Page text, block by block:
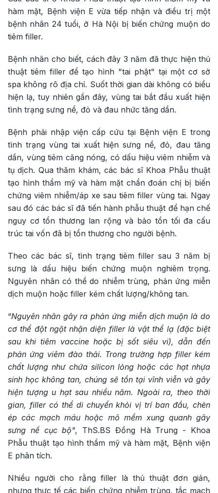
hàm mặt, Bệnh viện E vừa tiếp nhận và điều trị một
bệnh nhân 24 tuổi, ở Hà Nội bị biến chứng muộn do
tiêm filler.
Bệnh nhân cho biết, cách đây 3 năm đã thực hiện thủ
thuật tiêm filler để tạo hình "tai phật" tại một cơ sở
spa không rõ địa chỉ. Suốt thời gian dài không có biểu
hiện lạ, tuy nhiên gần đây, vùng tai bắt đầu xuất hiện
tình trạng sưng nề, đỏ và đau nhức tăng dần.
Bệnh phải nhập viện cấp cứu tại Bệnh viện E trong
tình trạng vùng tai xuất hiện sưng nề, đỏ, đau tăng
dần, vùng tiêm căng nóng, có dấu hiệu viêm nhiễm và
tụ dịch. Qua thăm khám, các bác sĩ Khoa Phẫu thuật
tạo hình thẩm mỹ và hàm mặt chẩn đoán chị bị biến
chứng viêm nhiễm/áp xe sau tiêm filler vùng tai. Ngay
sau đó các bác sĩ đã tiến hành phẫu thuật để hạn chế
nguy cơ tổn thương lan rộng và bảo tồn tối đa cấu
trúc tai vốn đã bị tổn thương cho người bệnh.
Theo các bác sĩ, tình trạng tiêm filler sau 3 năm bị
sưng là dấu hiệu biến chứng muộn nghiêm trọng.
Nguyên nhân có thể do nhiễm trùng, phản ứng miễn
dịch muộn hoặc filler kém chất lượng/không tan.
“Nguyên nhân gây ra phản ứng miễn dịch muộn là do
cơ thể đột ngột nhận diện filler là vật thể lạ (đặc biệt
sau khi tiêm vaccine hoặc bị sốt siêu vi), dẫn đến
phản ứng viêm đào thải. Trong trường hợp filler kém
chất lượng như chứa silicon lỏng hoặc các hạt nhựa
sinh học không tan, chúng sẽ tồn tại vĩnh viễn và gây
hiện tượng u hạt sau nhiều năm. Ngoài ra, theo thời
gian, filler có thể di chuyển khỏi vị trí ban đầu, chèn
ép các mạch máu hoặc mô mềm xung quanh gây
sưng nề cục bộ", ThS.BS Đồng Hà Trung - Khoa
Phẫu thuật tạo hình thẩm mỹ và hàm mặt, Bệnh viện
E phân tích.
Nhiều người cho rằng filler là thủ thuật đơn giản,
nhưng thực tế các biến chứng nhiễm trùng, tắc mạch